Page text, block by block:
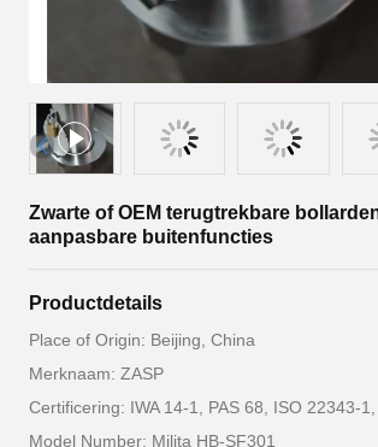
Zwarte of OEM terugtrekbare
aanpasbare buitenfuncties
Productdetails
Place of Origin: Beijing, China
Merknaam: ZASP
Certificering: IWA 14-1, PAS 68, ISO 22343-
Model Number: Milita HB-SF301